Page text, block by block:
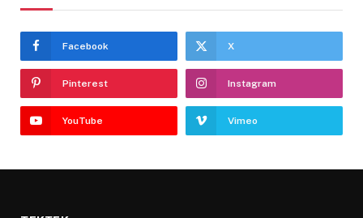
Facebook X
Pinterest Instagram
YouTube Vimeo